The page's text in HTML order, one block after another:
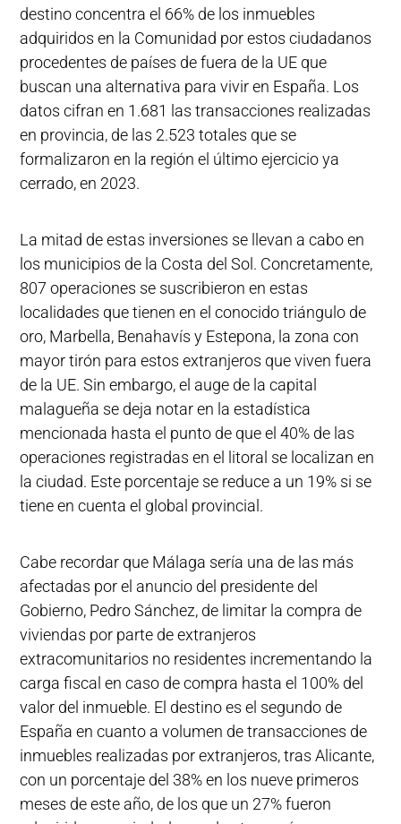
destino concentra el 66% de los inmuebles
adquiridos en la Comunidad por estos ciudadanos
procedentes de países de fuera de la UE que
buscan una alternativa para vivir en España. Los
datos cifran en 1.681 las transacciones realizadas
en provincia, de las 2.523 totales que se
formalizaron en la región el último ejercicio ya
cerrado, en 2023.
La mitad de estas inversiones se llevan a cabo en
los municipios de la Costa del Sol. Concretamente,
807 operaciones se suscribieron en estas
localidades que tienen en el conocido triángulo de
oro, Marbella, Benahavís y Estepona, la zona con
mayor tirón para estos extranjeros que viven fuera
de la UE. Sin embargo, el auge de la capital
malagueña se deja notar en la estadística
mencionada hasta el punto de que el 40% de las
operaciones registradas en el litoral se localizan en
la ciudad. Este porcentaje se reduce a un 19% si se
tiene en cuenta el global provincial.
Cabe recordar que Málaga sería una de las más
afectadas por el anuncio del presidente del
Gobierno, Pedro Sánchez, de limitar la compra de
viviendas por parte de extranjeros
extracomunitarios no residentes incrementando la
carga fiscal en caso de compra hasta el 100% del
valor del inmueble. El destino es el segundo de
España en cuanto a volumen de transacciones de
inmuebles realizadas por extranjeros, tras Alicante,
con un porcentaje del 38% en los nueve primeros
meses de este año, de los que un 27% fueron